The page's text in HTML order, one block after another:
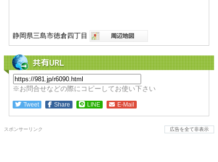
静岡県三島市徳倉四丁目
共有URL
※お問合せなどの際にコピーしてお使い下さい
Tweet Share LINE E-Mail
スポンサーリンク 広告を全て非表示